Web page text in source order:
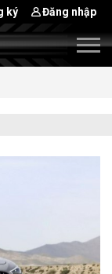
ký Đăng nhập